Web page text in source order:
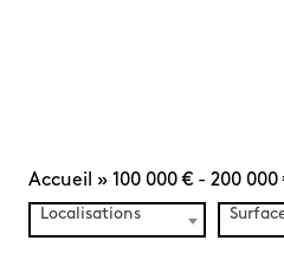
Accueil » 100 000 € - 200 000
Localisations